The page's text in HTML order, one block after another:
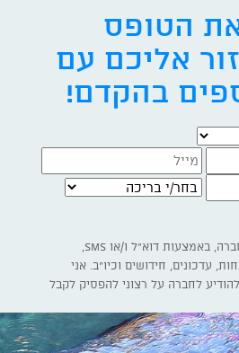
באמצעות -
הטופס
אליכם עם
בהקדם!
בחר/י בריכה
עדכונים, חידושים וכיו"ב. אני
לחברה על רצוני להפסיק לקבל